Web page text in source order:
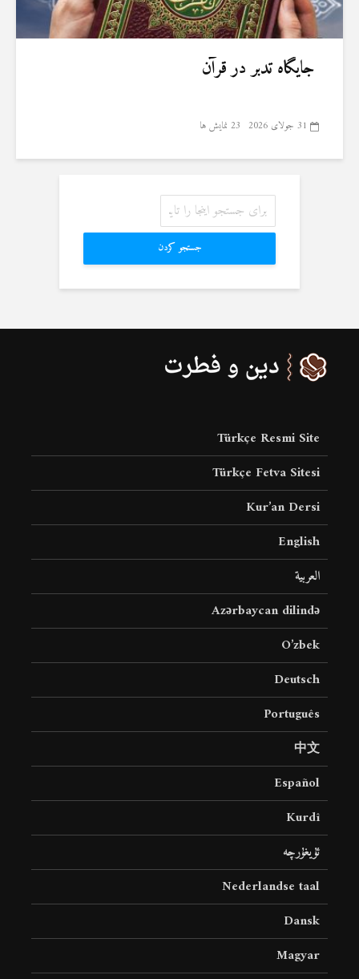
جایگاه تدبر در قرآن
31 جولای 2026 23 نمایش ها
جستجو کردن
Türkçe Resmi Site
Türkçe Fetva Sitesi
Kur’an Dersi
English
العربية
Azərbaycan dilində
O’zbek
Deutsch
Português
中文
Español
Kurdî
ئۇيغۇرچە
Nederlandse taal
Dansk
Magyar